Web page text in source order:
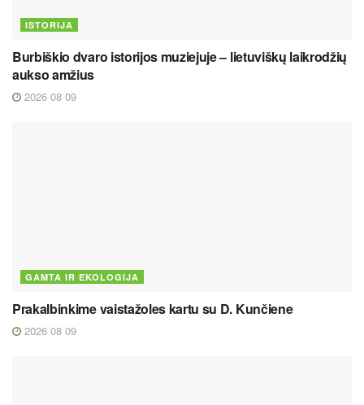
ISTORIJA
Burbiškio dvaro istorijos muziejuje – lietuviškų laikrodžių
aukso amžius
2026 08 09
GAMTA IR EKOLOGIJA
Prakalbinkime vaistažoles kartu su D. Kunčiene
2026 08 09